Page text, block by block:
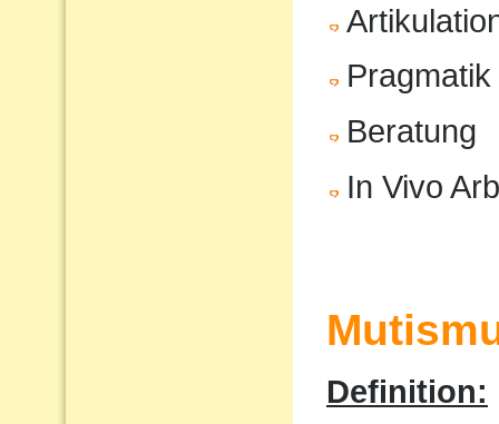
Pragmatik
Beratung
In Vivo
Definition: